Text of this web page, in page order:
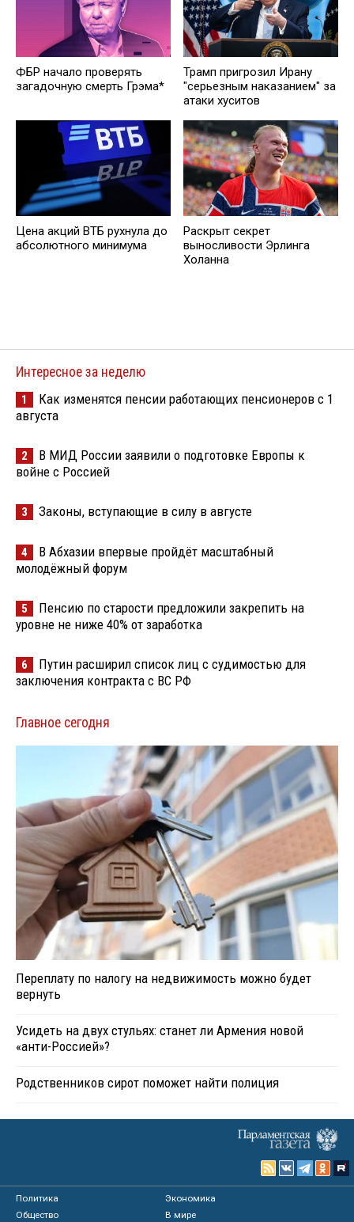
ФБР начало проверять
загадочную смерть Грэма*
Трамп пригрозил Ирану
"серьезным наказанием" за
атаки хуситов
Цена акций ВТБ рухнула до
абсолютного минимума
Раскрыт секрет
выносливости Эрлинга
Холанна
Интересное за неделю
1
Как изменятся пенсии работающих пенсионеров с 1
августа
2
В МИД России заявили о подготовке Европы к
войне с Россией
3 Законы, вступающие в силу в августе
4
В Абхазии впервые пройдёт масштабный
молодёжный форум
5
Пенсию по старости предложили закрепить на
уровне не ниже 40% от заработка
6
Путин расширил список лиц с судимостью для
заключения контракта с ВС РФ
Главное сегодня
Переплату по налогу на недвижимость можно будет
вернуть
Усидеть на двух стульях: станет ли Армения новой
«анти-Россией»?
Родственников сирот поможет найти полиция
Политика
Экономика
Общество
В мире